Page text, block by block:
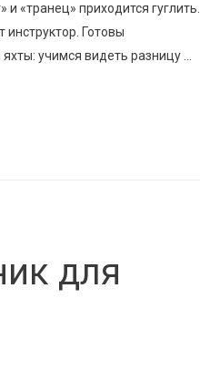
«транец» приходится гуглить.
Готовы
учимся видеть разницу …
для